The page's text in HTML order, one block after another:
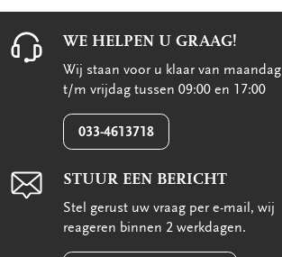
WE HELPEN U GRAAG!
Wij staan voor u klaar van maandag
t/m vrijdag tussen 09:00 en 17:00
033-4613718
STUUR EEN BERICHT
Stel gerust uw vraag per e-mail, wij
reageren binnen 2 werkdagen.